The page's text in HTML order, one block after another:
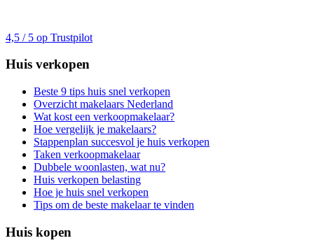
4,5 / 5 op Trustpilot
Huis verkopen
Beste 9 tips huis snel verkopen
Overzicht makelaars Nederland
Wat kost een verkoopmakelaar?
Hoe vergelijk je makelaars?
Stappenplan succesvol je huis verkopen
Taken verkoopmakelaar
Dubbele woonlasten, wat nu?
Huis verkopen belasting
Hoe je huis snel verkopen
Tips om de beste makelaar te vinden
Huis kopen